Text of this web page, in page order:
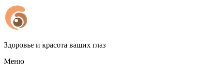
Здоровье и красота ваших глаз
Меню